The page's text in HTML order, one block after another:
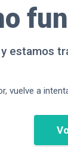
estamos
vuelve a